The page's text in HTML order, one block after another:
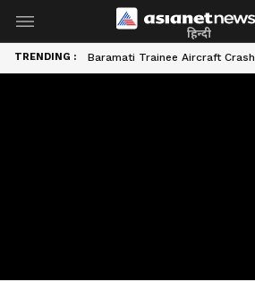
हिन्दी
TRENDING : Baramati Trainee Aircraft Crash